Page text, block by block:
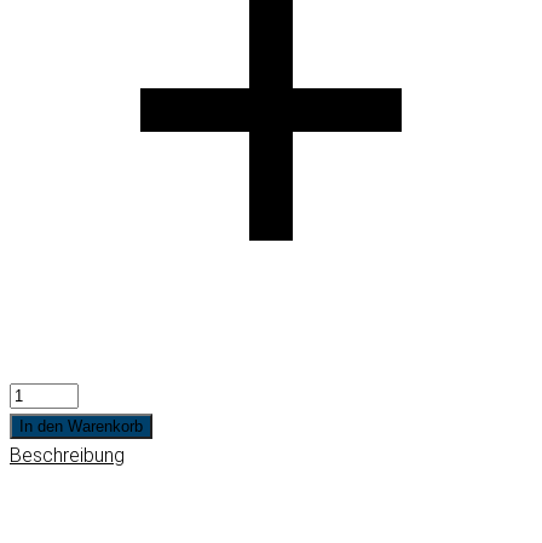
In den Warenkorb
Beschreibung